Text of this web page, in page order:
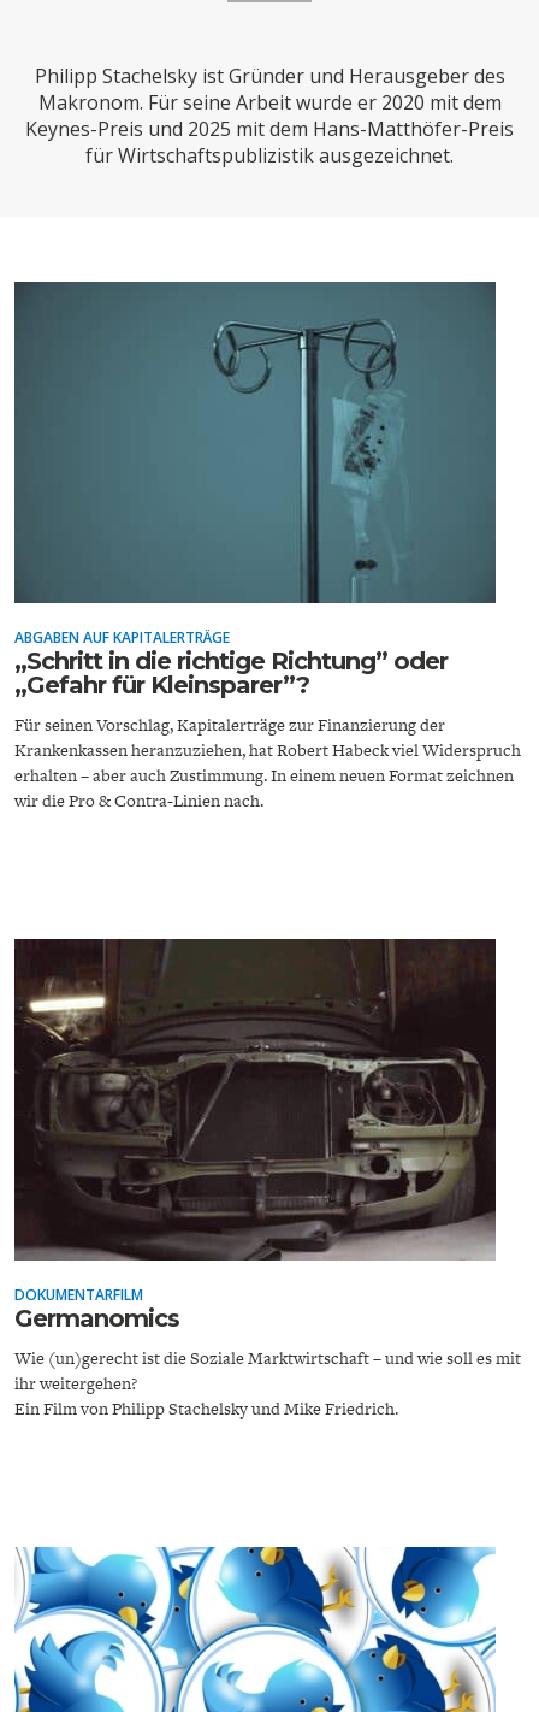
SUCHE
ABO/LOGIN
ECONOMISTS FOR FUTURE
INDUSTRIEPOLITIK
CIRCULAR ECONOMY
DEUTSCHLAND
ENERGIE & UMWELT
ENTWICKLUNGSPOLITIK
Philipp Stachelsky ist Gründer und Herausgeber des
Makronom. Für seine Arbeit wurde er 2020 mit dem
Keynes-Preis und 2025 mit dem Hans-Matthöfer-Preis
für Wirtschaftspublizistik ausgezeichnet.
ABGABEN AUF KAPITALERTRÄGE
„Schritt in die richtige Richtung” oder
„Gefahr für Kleinsparer”?
Für seinen Vorschlag, Kapitalerträge zur Finanzierung der
Krankenkassen heranzuziehen, hat Robert Habeck viel Widerspruch
erhalten – aber auch Zustimmung. In einem neuen Format zeichnen
wir die Pro & Contra-Linien nach.
DOKUMENTARFILM
Germanomics
Wie (un)gerecht ist die Soziale Marktwirtschaft – und wie soll es mit
ihr weitergehen?
Ein Film von Philipp Stachelsky und Mike Friedrich.